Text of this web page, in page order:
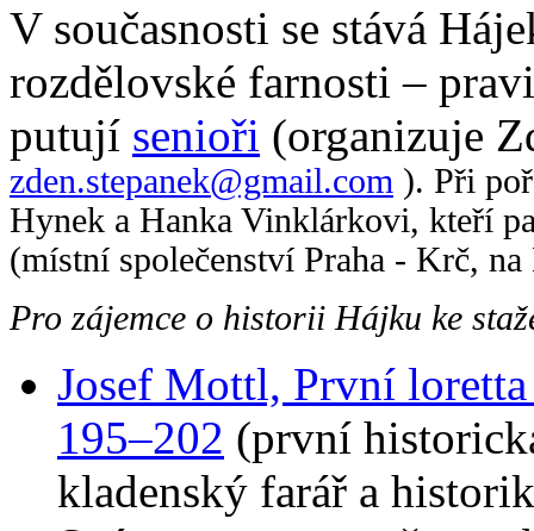
V současnosti se stává
rozdělovské farnosti –
putují senioři (organizuje
zden.stepanek@gmail.com ). Při
Hynek a Hanka Vinklárkovi, kteří
(místní společenství Praha - Krč, na
Pro zájemce o historii Hájku ke
Josef Mottl, První
195–202 (první
kladenský farář a